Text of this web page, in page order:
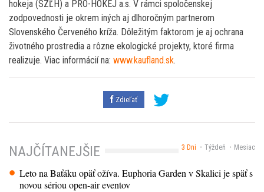
hokeja (SZĽH) a PRO-HOKEJ a.s. V rámci spoločenskej
zodpovednosti je okrem iných aj dlhoročným partnerom
Slovenského Červeného kríža. Dôležitým faktorom je aj ochrana
životného prostredia a rôzne ekologické projekty, ktoré firma
realizuje. Viac informácií na: www.kaufland.sk.
Zdieľať
3 Dni Týždeň Mesiac
NAJČÍTANEJŠIE
Leto na Baťáku opäť ožíva. Euphoria Garden v Skalici je späť s
novou sériou open-air eventov